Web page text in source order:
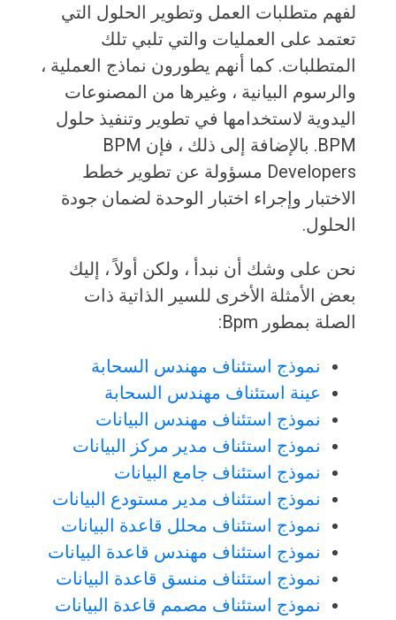
لفهم متطلبات العمل وتطوير الحلول التي
تعتمد على العمليات والتي تلبي تلك
المتطلبات. كما أنهم يطورون نماذج العملية ،
والرسوم البيانية ، وغيرها من المصنوعات
اليدوية لاستخدامها في تطوير وتنفيذ حلول
BPM. بالإضافة إلى ذلك ، فإن BPM
Developers مسؤولة عن تطوير خطط
الاختبار وإجراء اختبار الوحدة لضمان جودة
الحلول.
نحن على وشك أن نبدأ ، ولكن أولاً ، إليك
بعض الأمثلة الأخرى للسير الذاتية ذات
الصلة بمطور Bpm:
نموذج استئناف مهندس السحابة
عينة استئناف مهندس السحابة
نموذج استئناف مهندس البيانات
نموذج استئناف مدير مركز البيانات
نموذج استئناف جامع البيانات
نموذج استئناف مدير مستودع البيانات
نموذج استئناف محلل قاعدة البيانات
نموذج استئناف مهندس قاعدة البيانات
نموذج استئناف منسق قاعدة البيانات
نموذج استئناف مصمم قاعدة البيانات